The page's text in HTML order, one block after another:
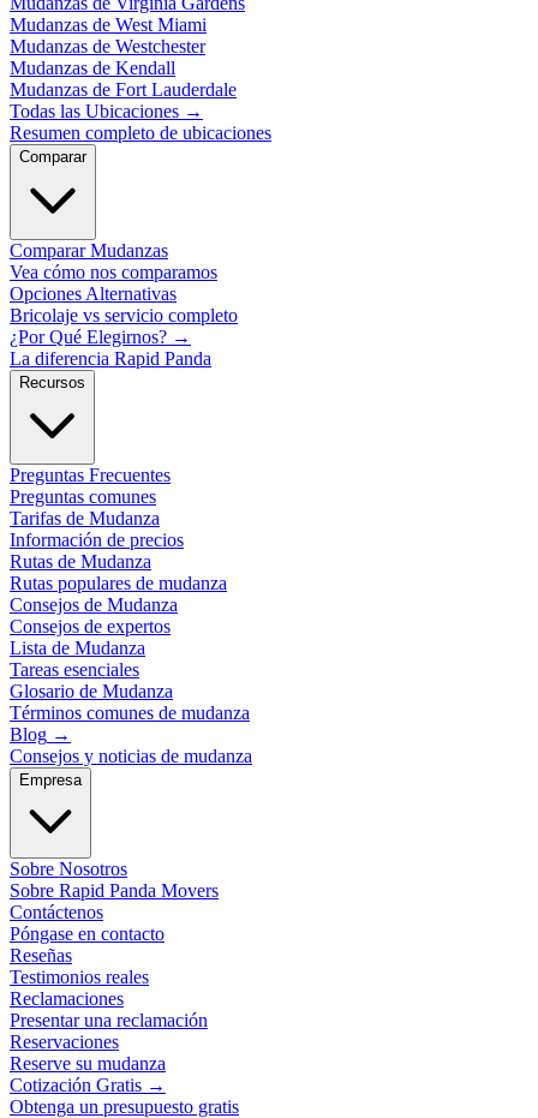
Mudanzas de West Miami
Mudanzas de Westchester
Mudanzas de Kendall
Mudanzas de Fort Lauderdale
Todas las Ubicaciones →
Resumen completo de ubicaciones
Comparar
Comparar Mudanzas
Vea cómo nos comparamos
Opciones Alternativas
Bricolaje vs servicio completo
¿Por Qué Elegirnos? →
La diferencia Rapid Panda
Recursos
Preguntas Frecuentes
Preguntas comunes
Tarifas de Mudanza
Información de precios
Rutas de Mudanza
Rutas populares de mudanza
Consejos de Mudanza
Consejos de expertos
Lista de Mudanza
Tareas esenciales
Glosario de Mudanza
Términos comunes de mudanza
Blog →
Consejos y noticias de mudanza
Empresa
Sobre Nosotros
Sobre Rapid Panda Movers
Contáctenos
Póngase en contacto
Reseñas
Testimonios reales
Reclamaciones
Presentar una reclamación
Reservaciones
Reserve su mudanza
Cotización Gratis →
Obtenga un presupuesto gratis